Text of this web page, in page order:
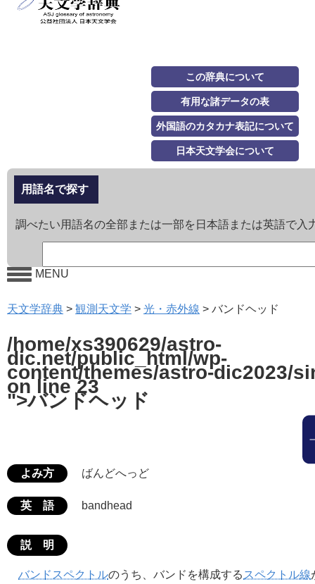
この辞典について
有用な諸データの表
外国語のカタカナ表記について
日本天文学会について
用語名で探す
調べたい用語名の全部または一部を日本語または英語で入
MENU
天文学辞典 > 観測天文学 > 光・赤外線 > バンドヘッド
/home/xs390629/astro-
dic.net/public_html/wp-
content/themes/astro-dic2023/
on line23
">バンドヘッド
よみ方 ばんどへっど
英 語 bandhead
説 明
バンドスペクトルのうち、バンドを構成する スペクトル線